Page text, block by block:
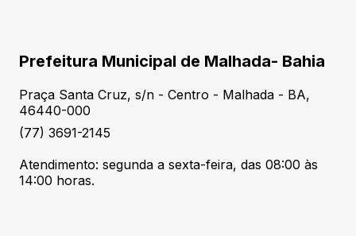
Prefeitura Municipal de Malhada- Bahia
Praça Santa Cruz, s/n - Centro - Malhada - BA,
46440-000
(77) 3691-2145
Atendimento: segunda a sexta-feira, das 08:00 às
14:00 horas.